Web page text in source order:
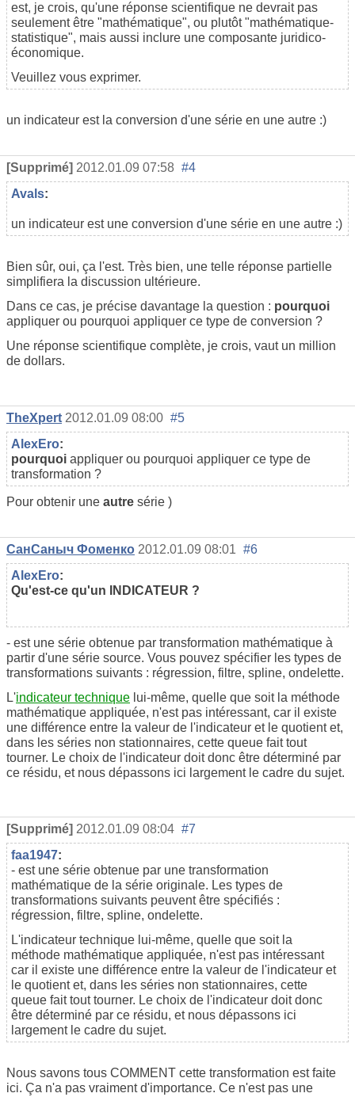
est, je crois, qu'une réponse scientifique ne devrait pas
seulement être "mathématique", ou plutôt "mathématique-
statistique", mais aussi inclure une composante juridico-
économique.
Veuillez vous exprimer.
un indicateur est la conversion d'une série en une autre :)
[Supprimé] 2012.01.09 07:58 #4
Avals:
un indicateur est une conversion d'une série en une autre :)
Bien sûr, oui, ça l'est. Très bien, une telle réponse partielle
simplifiera la discussion ultérieure.
Dans ce cas, je précise davantage la question : pourquoi
appliquer ou pourquoi appliquer ce type de conversion ?
Une réponse scientifique complète, je crois, vaut un million
de dollars.
TheXpert 2012.01.09 08:00 #5
AlexEro:
pourquoi appliquer ou pourquoi appliquer ce type de
transformation ?
Pour obtenir une autre série )
СанСаныч Фоменко 2012.01.09 08:01 #6
AlexEro:
Qu'est-ce qu'un INDICATEUR ?
- est une série obtenue par transformation mathématique à
partir d'une série source. Vous pouvez spécifier les types de
transformations suivants : régression, filtre, spline, ondelette.
L'indicateur technique lui-même, quelle que soit la méthode
mathématique appliquée, n'est pas intéressant, car il existe
une différence entre la valeur de l'indicateur et le quotient et,
dans les séries non stationnaires, cette queue fait tout
tourner. Le choix de l'indicateur doit donc être déterminé par
ce résidu, et nous dépassons ici largement le cadre du sujet.
[Supprimé] 2012.01.09 08:04 #7
faa1947:
- est une série obtenue par une transformation
mathématique de la série originale. Les types de
transformations suivants peuvent être spécifiés :
régression, filtre, spline, ondelette.
L'indicateur technique lui-même, quelle que soit la
méthode mathématique appliquée, n'est pas intéressant
car il existe une différence entre la valeur de l'indicateur et
le quotient et, dans les séries non stationnaires, cette
queue fait tout tourner. Le choix de l'indicateur doit donc
être déterminé par ce résidu, et nous dépassons ici
largement le cadre du sujet.
Nous savons tous COMMENT cette transformation est faite
ici. Ça n'a pas vraiment d'importance. Ce n'est pas une